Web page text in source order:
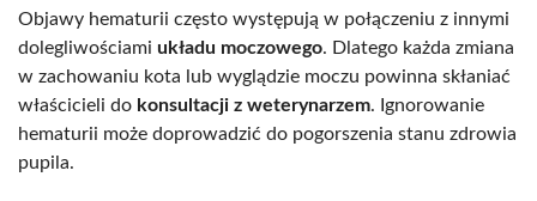
Objawy hematurii często występują w połączeniu z innymi
dolegliwościami układu moczowego. Dlatego każda zmiana
w zachowaniu kota lub wyglądzie moczu powinna skłaniać
właścicieli do konsultacji z weterynarzem. Ignorowanie
hematurii może doprowadzić do pogorszenia stanu zdrowia
pupila.